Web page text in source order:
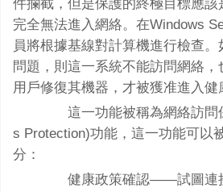
件攔截，但是保護的終極目標應
完全無法進入網絡。在Windows
員將根據基線對計算機進行檢查
問題，則這一系統不能訪問網絡，
用戶修復其機器，才被獲准進入健
這一功能被稱為網絡訪問
s Protection)功能，這一功能可以
分：
健康政策確認——試圖連